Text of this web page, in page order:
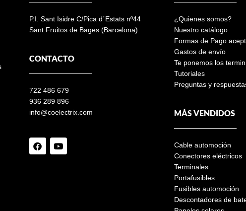
P.I. Sant Isidre C/Pica d´Estats nº44
Sant Fruitos de Bages (Barcelona)
CONTACTO
722 486 679
936 289 896
info@coelectrix.com
¿Quienes somos?
Nuestro catálogo
Formas de Pago
Gastos de envío
Te ponemos los
Tutoriales
Preguntas y
MÁS VENDIDOS
Cable automoción
Conectores eléctricos
Terminales
Portafusibles
Fusibles automoción
Descontadores de